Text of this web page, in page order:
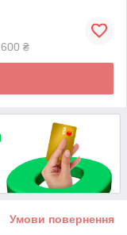
₴
Умови повернення